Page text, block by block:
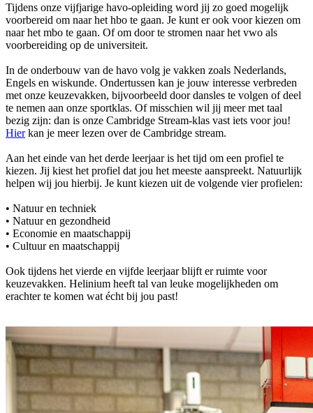
Tijdens onze vijfjarige havo-opleiding word jij zo goed mogelijk
voorbereid om naar het hbo te gaan. Je kunt er ook voor kiezen om
naar het mbo te gaan. Of om door te stromen naar het vwo als
voorbereiding op de universiteit.
In de onderbouw van de havo volg je vakken zoals Nederlands,
Engels en wiskunde. Ondertussen kan je jouw interesse verbreden
met onze keuzevakken, bijvoorbeeld door dansles te volgen of deel
te nemen aan onze sportklas. Of misschien wil jij meer met taal
bezig zijn: dan is onze Cambridge Stream-klas vast iets voor jou!
Hierkan je meer lezen over de Cambridge stream.
Aan het einde van het derde leerjaar is het tijd om een profiel te
kiezen. Jij kiest het profiel dat jou het meeste aanspreekt. Natuurlijk
helpen wij jou hierbij. Je kunt kiezen uit de volgende vier profielen:
• Natuur en techniek
• Natuur en gezondheid
• Economie en maatschappij
• Cultuur en maatschappij
Ook tijdens het vierde en vijfde leerjaar blijft er ruimte voor
keuzevakken. Helinium heeft tal van leuke mogelijkheden om
erachter te komen wat écht bij jou past!